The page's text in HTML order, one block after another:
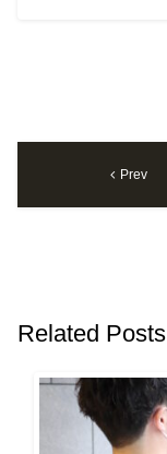
Prev
Related Posts